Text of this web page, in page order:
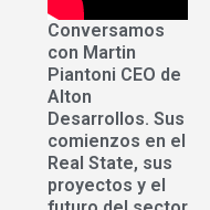
Conversamos
con Martin
Piantoni CEO de
Alton
Desarrollos. Sus
comienzos en el
Real State, sus
proyectos y el